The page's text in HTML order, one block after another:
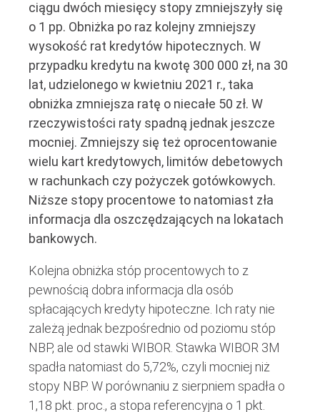
ciągu dwóch miesięcy stopy zmniejszyły się
o 1 pp. Obniżka po raz kolejny zmniejszy
wysokość rat kredytów hipotecznych. W
przypadku kredytu na kwotę 300 000 zł, na 30
lat, udzielonego w kwietniu 2021 r., taka
obniżka zmniejsza ratę o niecałe 50 zł. W
rzeczywistości raty spadną jednak jeszcze
mocniej. Zmniejszy się też oprocentowanie
wielu kart kredytowych, limitów debetowych
w rachunkach czy pożyczek gotówkowych.
Niższe stopy procentowe to natomiast zła
informacja dla oszczędzających na lokatach
bankowych.
Kolejna obniżka stóp procentowych to z
pewnością dobra informacja dla osób
spłacających kredyty hipoteczne. Ich raty nie
zależą jednak bezpośrednio od poziomu stóp
NBP, ale od stawki WIBOR. Stawka WIBOR 3M
spadła natomiast do 5,72%, czyli mocniej niż
stopy NBP. W porównaniu z sierpniem spadła o
1,18 pkt. proc., a stopa referencyjna o 1 pkt.